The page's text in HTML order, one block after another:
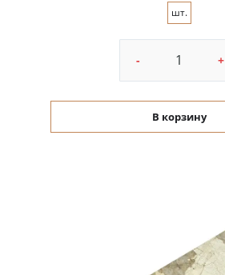
шт.
- +
В корзину